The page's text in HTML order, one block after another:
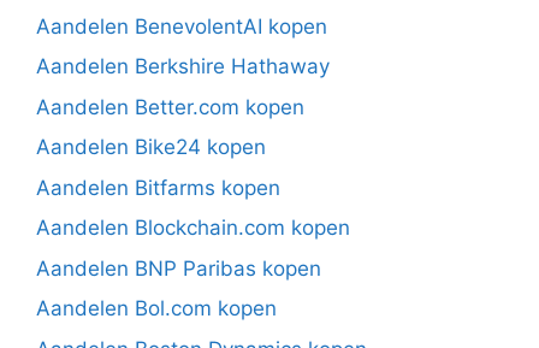
Aandelen BenevolentAI kopen
Aandelen Berkshire Hathaway
Aandelen Better.com kopen
Aandelen Bike24 kopen
Aandelen Bitfarms kopen
Aandelen Blockchain.com kopen
Aandelen BNP Paribas kopen
Aandelen Bol.com kopen